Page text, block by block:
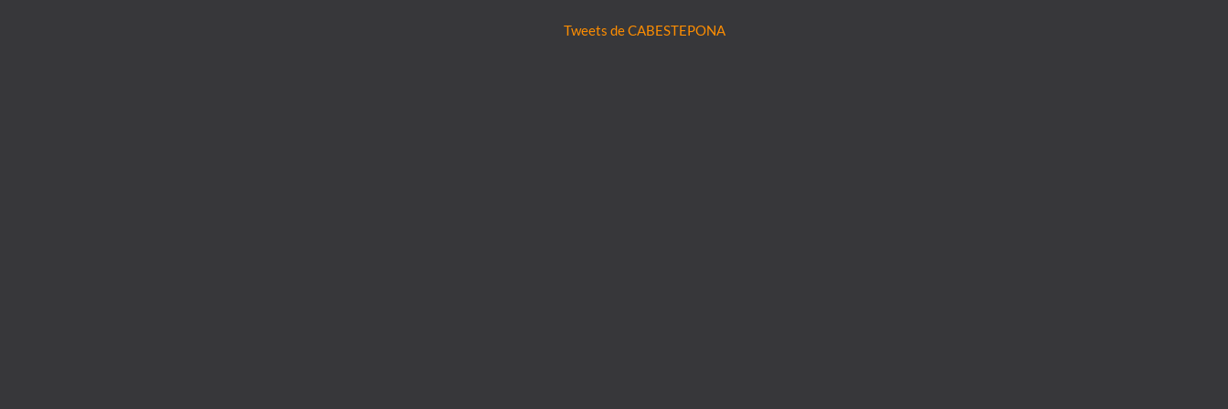
Tweets de CABESTEPONA